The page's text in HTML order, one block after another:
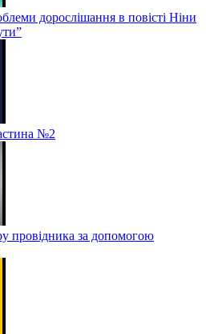
дорослішання в повісті Ніни
№2
провідника за допомогою